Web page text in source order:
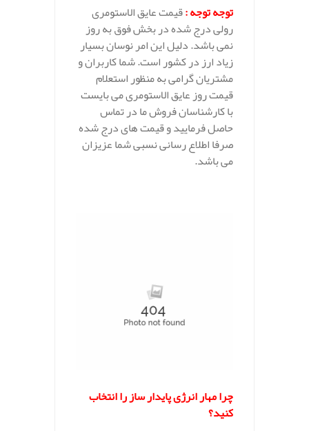
توجه توجه :قیمت عایق الاستومری
رولی درج شده در بخش فوق به روز
نمی باشد. دلیل این امر نوسان بسیار
زیاد ارز در کشور است. شما کاربران و
مشتریان گرامی به منظور استعلام
قیمت روز عایق الاستومری می بایست
با کارشناسان فروش ما در تماس
حاصل فرمایید و قیمت های درج شده
صرفا اطلاع رسانی نسبی شما عزیزان
می باشد.
چرا مهار انرژی پایدار ساز را انتخاب
کنید؟